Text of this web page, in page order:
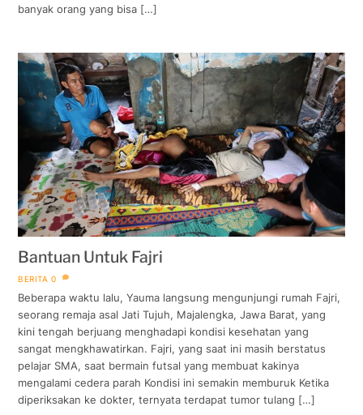
banyak orang yang bisa […]
Bantuan Untuk Fajri
BERITA 0
Beberapa waktu lalu, Yauma langsung mengunjungi rumah Fajri,
seorang remaja asal Jati Tujuh, Majalengka, Jawa Barat, yang
kini tengah berjuang menghadapi kondisi kesehatan yang
sangat mengkhawatirkan. Fajri, yang saat ini masih berstatus
pelajar SMA, saat bermain futsal yang membuat kakinya
mengalami cedera parah Kondisi ini semakin memburuk Ketika
diperiksakan ke dokter, ternyata terdapat tumor tulang […]